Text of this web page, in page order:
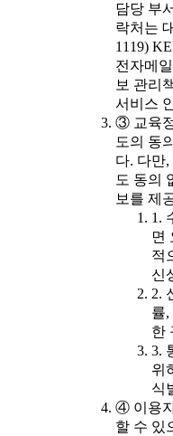
담당 부
락처는
1119)
전자메
보 관리
서비스
③ 교육
도의 동
다. 다만
도 동의
보를 제
1.
면
적
신
2.
률,
한
3.
위
식
④ 이용
할 수 있